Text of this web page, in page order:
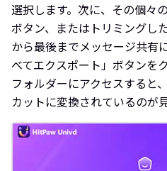
選択します。次に、その個々
ボタン、またはトリミングし
から最後までメッセージ共有
べてエクスポート」ボタンを
フォルダーにアクセスすると
カットに変換されているのが